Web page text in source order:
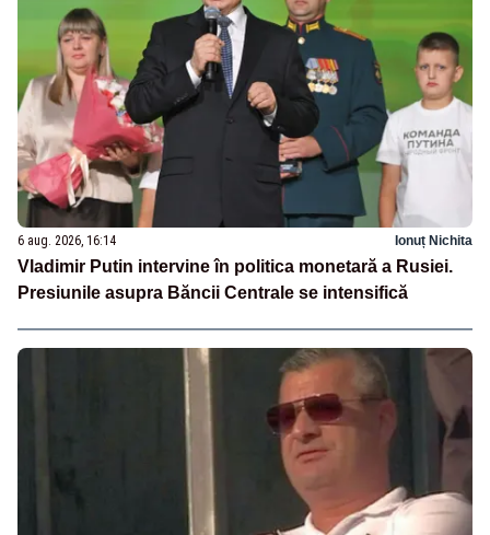
6 aug. 2026, 16:14 Ionuț Nichita
Vladimir Putin intervine în politica monetară a Rusiei.
Presiunile asupra Băncii Centrale se intensifică